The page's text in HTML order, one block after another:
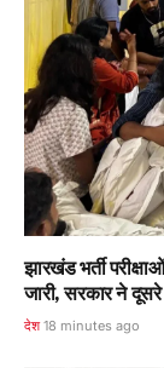
झारखंड भर्ती
जारी, सरकार ने
देश 18 minutes ago